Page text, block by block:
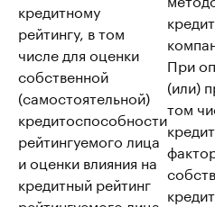
кредитному
рейтингу, в том
числе для оценки
собственной
(самостоятельной)
кредитоспособности
рейтингуемого лица
и оценки влияния на
кредитный рейтинг
При
(или)
том